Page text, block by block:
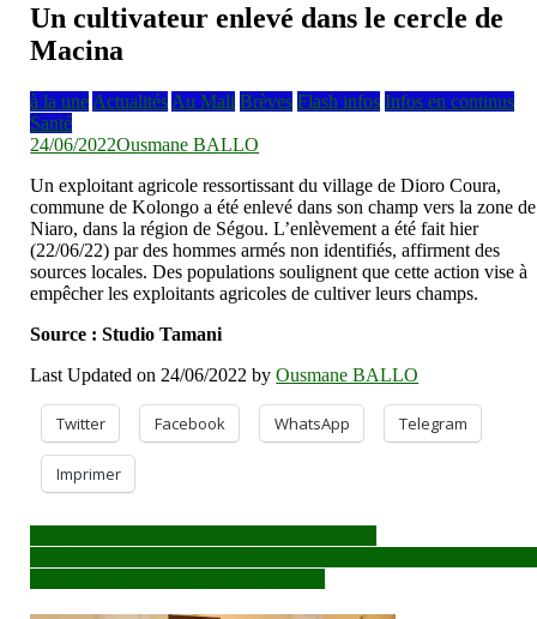
Un cultivateur enlevé dans le cercle de
Macina
à la une Actualités Au Mali Brèves Flash infos Infos en continus
Santé
24/06/2022Ousmane BALLO
Un exploitant agricole ressortissant du village de Dioro Coura,
commune de Kolongo a été enlevé dans son champ vers la zone de
Niaro, dans la région de Ségou. L’enlèvement a été fait hier
(22/06/22) par des hommes armés non identifiés, affirment des
sources locales. Des populations soulignent que cette action vise à
empêcher les exploitants agricoles de cultiver leurs champs.
Source : Studio Tamani
Last Updated on 24/06/2022 byOusmane BALLO
Twitter Facebook WhatsApp Telegram
Imprimer
Navigation
de